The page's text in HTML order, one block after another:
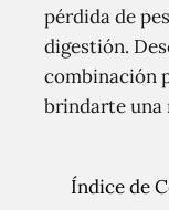
pérdida de
digestión.
combinación
brindarte una
Índice de